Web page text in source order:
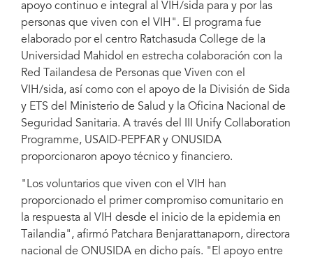
apoyo continuo e integral al VIH/sida para y por las
personas que viven con el VIH". El programa fue
elaborado por el centro Ratchasuda College de la
Universidad Mahidol en estrecha colaboración con la
Red Tailandesa de Personas que Viven con el
VIH/sida, así como con el apoyo de la División de Sida
y ETS del Ministerio de Salud y la Oficina Nacional de
Seguridad Sanitaria. A través del III Unify Collaboration
Programme, USAID-PEPFAR y ONUSIDA
proporcionaron apoyo técnico y financiero.
"Los voluntarios que viven con el VIH han
proporcionado el primer compromiso comunitario en
la respuesta al VIH desde el inicio de la epidemia en
Tailandia", afirmó Patchara Benjarattanaporn, directora
nacional de ONUSIDA en dicho país. "El apoyo entre